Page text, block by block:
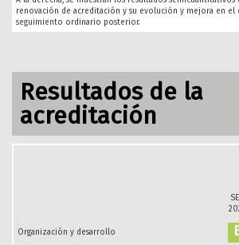
renovación de acreditación y su evolución y mejora en el
seguimiento ordinario posterior.
Resultados de la
acreditación
Organización y desarrollo